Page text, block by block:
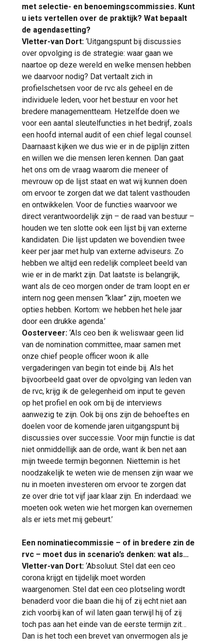
met selectie- en benoemingscommissies. Kunt
u iets vertellen over de praktijk? Wat bepaalt
de agendasetting?
Vletter-van Dort: ‘Uitgangspunt bij discussies
over opvolging is de strategie: waar gaan we
naartoe op deze wereld en welke mensen hebben
we daarvoor nodig? Dat vertaalt zich in
profielschetsen voor de rvc als geheel en de
individuele leden, voor het bestuur en voor het
bredere managementteam. Hetzelfde doen we
voor een aantal sleutelfuncties in het bedrijf, zoals
een hoofd internal audit of een chief legal counsel.
Daarnaast kijken we dus wie er in de pijplijn zitten
en willen we die mensen leren kennen. Dan gaat
het ons om de vraag waarom die meneer of
mevrouw op de lijst staat en wat wij kunnen doen
om ervoor te zorgen dat we dat talent vasthouden
en ontwikkelen. Voor de functies waarvoor we
direct verantwoordelijk zijn – de raad van bestuur –
houden we ten slotte ook een lijst bij van externe
kandidaten. Die lijst updaten we bovendien twee
keer per jaar met hulp van externe adviseurs. Zo
hebben we altijd een redelijk compleet beeld van
wie er in de markt zijn. Dat laatste is belangrijk,
want als de ceo morgen onder de tram loopt en er
intern nog geen mensen “klaar” zijn, moeten we
opties hebben. Kortom: we hebben het hele jaar
door een drukke agenda.’
Oosterveer: ‘Als ceo ben ik weliswaar geen lid
van de nomination committee, maar samen met
onze chief people officer woon ik alle
vergaderingen van begin tot einde bij. Als het
bijvoorbeeld gaat over de opvolging van leden van
de rvc, krijg ik de gelegenheid om input te geven
op het profiel en ook om bij de interviews
aanwezig te zijn. Ook bij ons zijn de behoeftes en
doelen voor de komende jaren uitgangspunt bij
discussies over successie. Voor mijn functie is dat
niet onmiddellijk aan de orde, want ik ben net aan
mijn tweede termijn begonnen. Niettemin is het
noodzakelijk te weten wie de mensen zijn waar we
nu in moeten investeren om ervoor te zorgen dat
ze over drie tot vijf jaar klaar zijn. En inderdaad: we
moeten ook weten wie het morgen kan overnemen
als er iets met mij gebeurt.’
Een nominatiecommissie – of in bredere zin de
rvc – moet dus in scenario’s denken: wat als…
Vletter-van Dort: ‘Absoluut. Stel dat een ceo
corona krijgt en tijdelijk moet worden
waargenomen. Stel dat een ceo plotseling wordt
benaderd voor die baan die hij of zij echt niet aan
zich voorbij kan of wil laten gaan terwijl hij of zij
toch pas aan het einde van de eerste termijn zit…
Dan is het toch een brevet van onvermogen als je